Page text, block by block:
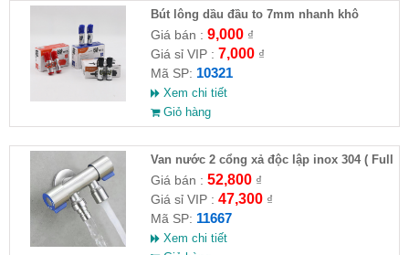
Bút lông dầu đầu to 7mm nhanh khô
Giá bán : 9,000₫
Giá sỉ VIP : 7,000₫
Mã SP: 10321
Xem chi tiết
Giỏ hàng
Van nước 2 cổng xả độc lập inox 304 ( Full
VAT )
Giá bán : 52,800₫
Giá sỉ VIP : 47,300₫
Mã SP: 11667
Xem chi tiết